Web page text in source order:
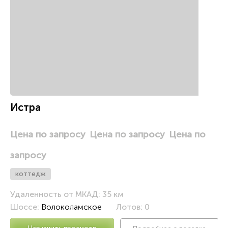
Истра
Цена по запросу Цена по запросу Цена по
запросу
коттедж
Удаленность от МКАД: 35 км
Шоссе: Волоколамское Лотов: 0